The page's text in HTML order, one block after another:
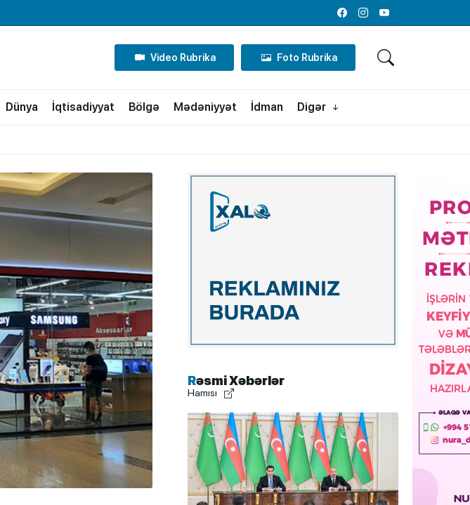
FacebookInstagramYoutube
Video Rubrika Foto Rubrika
Dünya İqtisadiyyat Bölgə Mədəniyyət İdman Digər
Rəsmi Xəbərlər
Hamısı